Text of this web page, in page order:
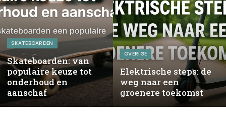
SKATEBOARDEN
Skateboarden: van
populaire keuze tot
onderhoud en
aanschaf
OVERIGE
Elektrische steps: de
weg naar een
groenere toekomst